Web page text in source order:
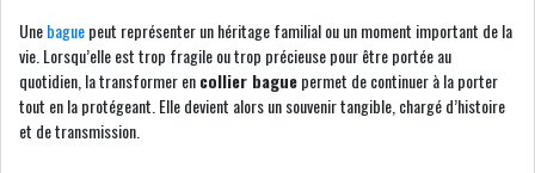
Unebaguepeut représenter un héritage familial ou un moment important de la
vie. Lorsqu’elle est trop fragile ou trop précieuse pour être portée au
quotidien, la transformer encollier baguepermet de continuer à la porter
tout en la protégeant. Elle devient alors un souvenir tangible, chargé d’histoire
et de transmission.